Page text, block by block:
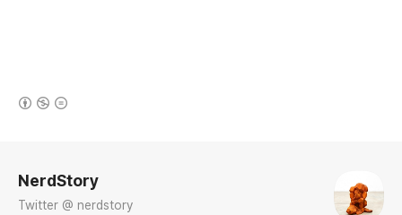
NerdStory
Twitter @ nerdstory